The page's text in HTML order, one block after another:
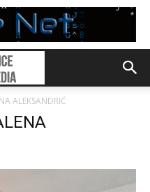
ALEKSANDRIĆ